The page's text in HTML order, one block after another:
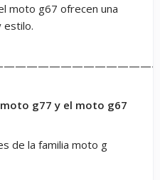
moto g67 ofrecen una
estilo.
g77 y el moto g67
la familia moto g